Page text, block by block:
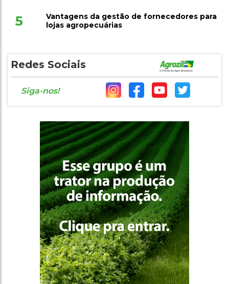
5
Vantagens da gestão de fornecedores para
lojas agropecuárias
Redes Sociais
Siga-nos!